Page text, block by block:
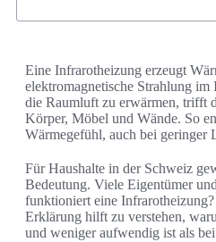
Eine Infrarotheizung erzeugt
elektromagnetische Strahlung
die Raumluft zu erwärmen, trifft
Körper, Möbel und Wände. So
Wärmegefühl, auch bei geringer
Für Haushalte in der Schweiz
Bedeutung. Viele Eigentümer
funktioniert eine
Erklärung hilft zu verstehen,
und weniger aufwendig ist als